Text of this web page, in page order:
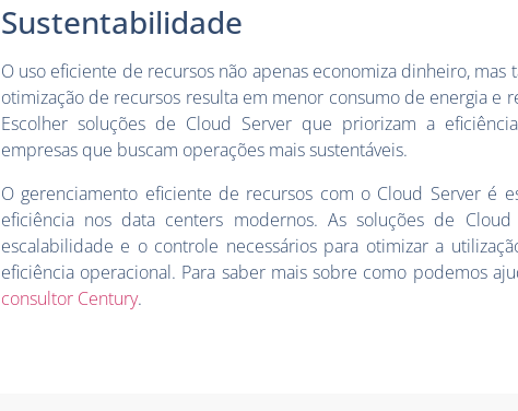
Sustentabilidade
O uso eficiente de recursos não apenas economiza dinheiro,
otimização de recursos resulta em menor consumo de energia e
Escolher soluções de Cloud Server que priorizam a
empresas que buscam operações mais sustentáveis.
O gerenciamento eficiente de recursos com o Cloud Server é
eficiência nos data centers modernos. As soluções de
escalabilidade e o controle necessários para otimizar a
eficiência operacional. Para saber mais sobre como podemos
consultor Century.